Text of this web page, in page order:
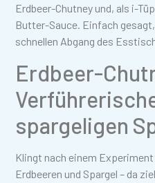
Erdbeer-Chutney und, als i-
Butter-Sauce. Einfach
schnellen Abgang des
Erdbeer-
spargeligen
Klingt nach einem
Erdbeeren und Spargel – da